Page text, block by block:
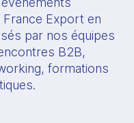
Export en
par nos équipes
B2B,
formations